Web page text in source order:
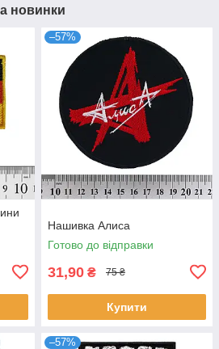
новинки
–57%
Нашивка Алиса
Готово до відправки
31,90 ₴ 75 ₴
Купити
–57%